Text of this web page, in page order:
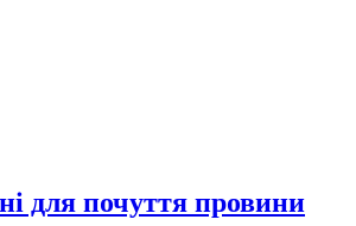
для почуття провини